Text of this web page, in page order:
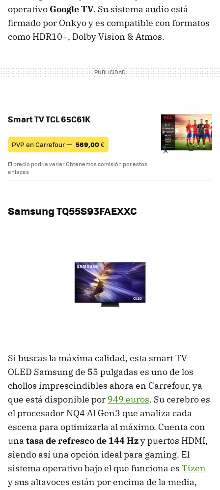
operativo Google TV. Su sistema audio está
firmado por Onkyo y es compatible con formatos
como HDR10+, Dolby Vision & Atmos.
Smart TV TCL 65C61K
PVP en Carrefour — 569,00€
El precio podría variar. Obtenemos comisión por estos
enlaces
Samsung TQ55S93FAEXXC
Si buscas la máxima calidad, esta smart TV
OLED Samsung de 55 pulgadas es uno de los
chollos imprescindibles ahora en Carrefour, ya
que está disponible por 949 euros. Su cerebro es
el procesador NQ4 AI Gen3 que analiza cada
escena para optimizarla al máximo. Cuenta con
una tasa de refresco de 144 Hzy puertos HDMI,
siendo así una opción ideal para gaming. El
sistema operativo bajo el que funciona es Tizen
y sus altavoces están por encima de la media,